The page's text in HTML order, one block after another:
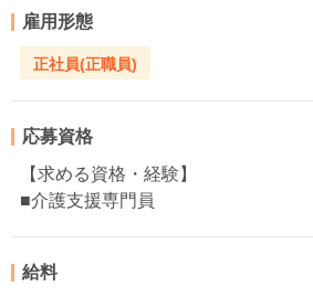
雇用形態
正社員(正職員)
応募資格
【求める資格・経験】
■介護支援専門員
給料